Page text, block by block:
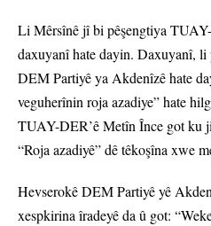
Li Mêrsînê jî bi pêşengtiya
daxuyanî hate dayin. Daxuyanî, li
DEM Partiyê ya Akdenîzê hate
veguherînin roja azadiye” hate
TUAY-DER’ê Metîn Înce got ku
“Roja azadiyê” dê têkoşîna xwe
Hevserokê DEM Partiyê yê
xespkirina îradeyê da û got: